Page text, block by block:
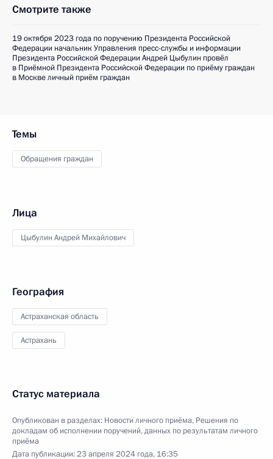
Смотрите также
19 октября 2023 года по поручению Президента Российской
Федерации начальник Управления пресс-службы и информации
Президента Российской Федерации Андрей Цыбулин провёл
в Приёмной Президента Российской Федерации по приёму граждан
в Москве личный приём граждан
Темы
Обращения граждан
Лица
Цыбулин Андрей Михайлович
География
Астраханская область
Астрахань
Статус материала
Опубликован в разделах: Новости личного приёма, Решения по
докладам об исполнении поручений, данных по результатам личного
приёма
Дата публикации:23 апреля 2024 года, 16:35